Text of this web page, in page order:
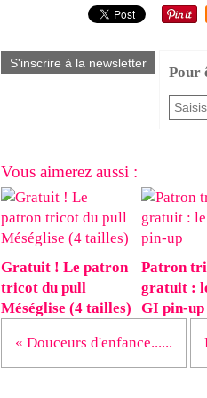
S'inscrire à la newsletter
Pour
Vous aimerez aussi :
Gratuit ! Le patron
tricot du pull
Méséglise (4 tailles)
Patron
gratuit :
GI pin-up
« Douceurs d'enfance......